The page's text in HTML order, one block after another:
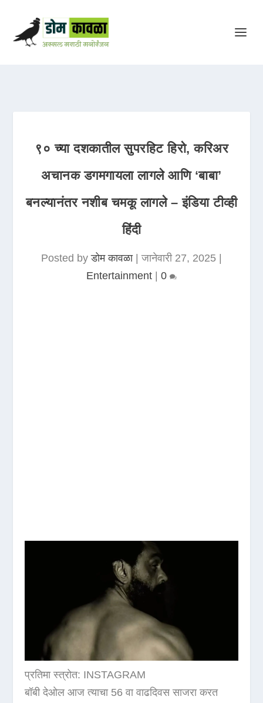
९० च्या दशकातील सुपरहिट हिरो, करिअर
अचानक डगमगायला लागले आणि ‘बाबा’
बनल्यानंतर नशीब चमकू लागले – इंडिया टीव्ही
हिंदी
Posted byडोम कावळा|जानेवारी 27, 2025
Entertainment
0
प्रतिमा स्त्रोत: INSTAGRAM
बॉबी देओल आज त्याचा 56 वा वाढदिवस साजरा करत